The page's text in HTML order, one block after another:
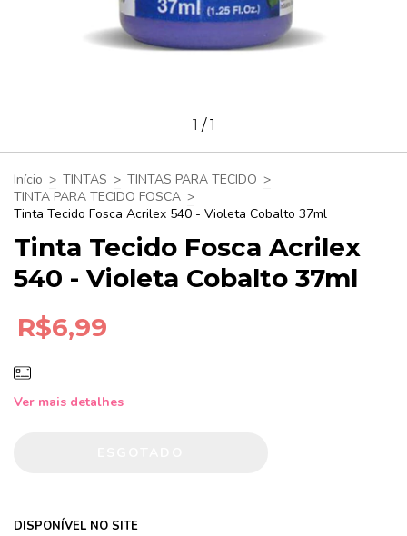
1 /1
Início > TINTAS > TINTAS PARA TECIDO >
TINTA PARA TECIDO FOSCA >
Tinta Tecido Fosca Acrilex 540 - Violeta Cobalto 37ml
Tinta Tecido Fosca Acrilex
540 - Violeta Cobalto 37ml
R$6,99
Ver mais detalhes
DISPONÍVEL NO SITE